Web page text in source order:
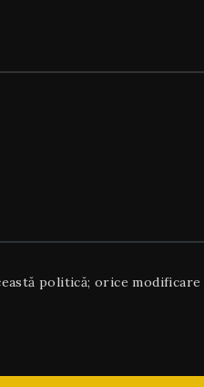
politică; orice modificare